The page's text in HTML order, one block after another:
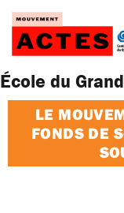
Passer
contenu
École du
LE
FONDS DE